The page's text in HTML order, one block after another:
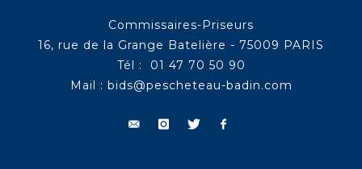
Commissaires-Priseurs
16, rue de la Grange Batelière - 75009 PARIS
Tél : 01 47 70 50 90
Mail : bids@pescheteau-badin.com